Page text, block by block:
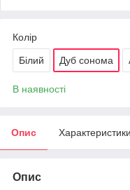
Колір
Білий Дуб сонома
В наявності
Опис Характеристики
Опис